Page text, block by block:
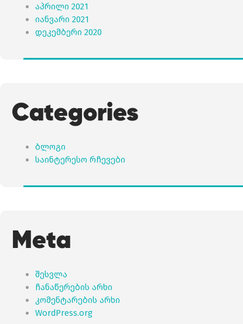
აპრილი 2021
იანვარი 2021
დეკემბერი 2020
Categories
ბლოგი
საინტერესო რჩევები
Meta
შესვლა
ჩანაწერების არხი
კომენტარების არხი
WordPress.org